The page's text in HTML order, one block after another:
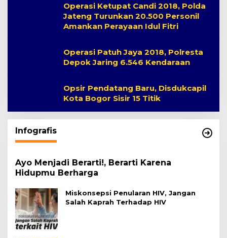
Operasi Ketupat Candi 2018, Polda
Jateng Turunkan 20.500 Personil
Amankan Perayaan Idul Fitri
Operasi Patuh Jaya 2018, Polresta
Depok Jaring 6.546 Kendaraan
Opsir Pendatang Baru, Disdukcapil
Kota Bogor Sisir 15 Titik
Infografis
Ayo Menjadi Berarti!, Berarti Karena
Hidupmu Berharga
Miskonsepsi Penularan HIV, Jangan
Salah Kaprah Terhadap HIV